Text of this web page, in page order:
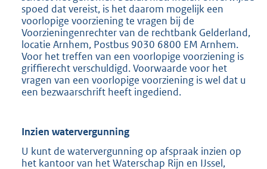
spoed dat vereist, is het daarom mogelijk een
voorlopige voorziening te vragen bij de
Voorzieningenrechter van de rechtbank Gelderland,
locatie Arnhem, Postbus 9030 6800 EM Arnhem.
Voor het treffen van een voorlopige voorziening is
griffierecht verschuldigd. Voorwaarde voor het
vragen van een voorlopige voorziening is wel dat u
een bezwaarschrift heeft ingediend.
Inzien watervergunning
U kunt de watervergunning op afspraak inzien op
het kantoor van het Waterschap Rijn en IJssel,